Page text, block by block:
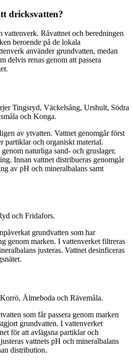
dricksvatten?
vattenverk. Råvattnet och beredningen
beroende på de lokala
använder grundvatten, medan
delvis renas genom att passera
Tingsryd, Väckelsång, Urshult, Södra
och Konga.
av ytvatten. Vattnet genomgår först
partiklar och organiskt material.
naturliga sand- och gruslager,
Innan vattnet distribueras genomgår
av pH och mineralbalans samt
och Fridafors.
grundvatten som har
genom marken. I vattenverket filtreras
justeras. Vattnet desinficeras
Älmeboda och Rävemåla.
som får passera genom marken
grundvatten. I vattenverket
för att avlägsna partiklar och
vattnets pH och mineralbalans
distribution.